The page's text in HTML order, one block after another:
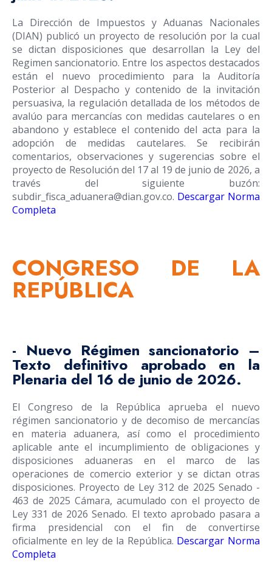
La Dirección de Impuestos y Aduanas Nacionales
(DIAN) publicó un proyecto de resolución por la cual
se dictan disposiciones que desarrollan la Ley del
Regimen sancionatorio. Entre los aspectos destacados
están el nuevo procedimiento para la Auditoría
Posterior al Despacho y contenido de la invitación
persuasiva, la regulación detallada de los métodos de
avalúo para mercancías con medidas cautelares o en
abandono y establece el contenido del acta para la
adopción de medidas cautelares. Se recibirán
comentarios, observaciones y sugerencias sobre el
proyecto de Resolución del 17 al 19 de junio de 2026, a
través del siguiente buzón:
subdir_fisca_aduanera@dian.gov.co. Descargar Norma
Completa
CONGRESO DE LA
REPÚBLICA
- Nuevo Régimen sancionatorio –
Texto definitivo aprobado en la
Plenaria del 16 de junio de 2026.
El Congreso de la República aprueba el nuevo
régimen sancionatorio y de decomiso de mercancías
en materia aduanera, así como el procedimiento
aplicable ante el incumplimiento de obligaciones y
disposiciones aduaneras en el marco de las
operaciones de comercio exterior y se dictan otras
disposiciones. Proyecto de Ley 312 de 2025 Senado -
463 de 2025 Cámara, acumulado con el proyecto de
Ley 331 de 2026 Senado. El texto aprobado pasara a
firma presidencial con el fin de convertirse
oficialmente en ley de la República. Descargar Norma
Completa